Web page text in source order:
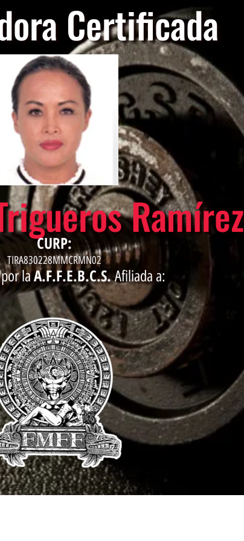
Certificada
Ramírez
CURP:
TIRA830228MMCRMN02
laA.F.F.E.B.C.S.Afiliada a: